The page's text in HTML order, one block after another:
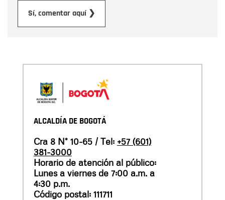
Sí, comentar aquí ❯
ALCALDÍA DE BOGOTÁ
Cra 8 N° 10-65 / Tel: +57 (601)
381-3000
Horario de atención al público:
Lunes a viernes de 7:00 a.m. a
4:30 p.m.
Código postal: 111711